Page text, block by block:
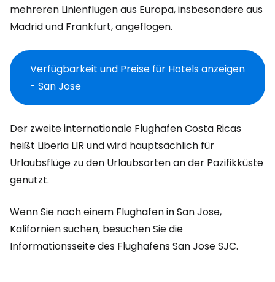
mehreren Linienflügen aus Europa, insbesondere aus
Madrid und Frankfurt, angeflogen.
Verfügbarkeit und Preise für Hotels anzeigen
- San Jose
Der zweite internationale Flughafen Costa Ricas
heißt Liberia LIR und wird hauptsächlich für
Urlaubsflüge zu den Urlaubsorten an der Pazifikküste
genutzt.
Wenn Sie nach einem Flughafen in San Jose,
Kalifornien suchen, besuchen Sie die
Informationsseite des Flughafens San Jose SJC.